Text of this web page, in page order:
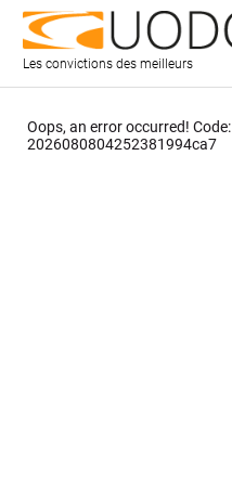
Les convictions des meilleurs
Oops, an error occurred! Code:
2026080804252381994ca7